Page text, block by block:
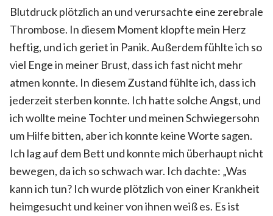
Blutdruck plötzlich an und verursachte eine zerebrale
Thrombose. In diesem Moment klopfte mein Herz
heftig, und ich geriet in Panik. Außerdem fühlte ich so
viel Enge in meiner Brust, dass ich fast nicht mehr
atmen konnte. In diesem Zustand fühlte ich, dass ich
jederzeit sterben konnte. Ich hatte solche Angst, und
ich wollte meine Tochter und meinen Schwiegersohn
um Hilfe bitten, aber ich konnte keine Worte sagen.
Ich lag auf dem Bett und konnte mich überhaupt nicht
bewegen, da ich so schwach war. Ich dachte: „Was
kann ich tun? Ich wurde plötzlich von einer Krankheit
heimgesucht und keiner von ihnen weiß es. Es ist